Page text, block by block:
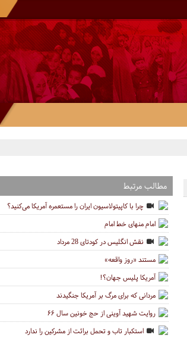
مطالب مرتبط
چرا با کاپیتولاسیون ایران را مستعمره آمریکا می‌کنید؟
امام منهای خط امام
نقش انگلیس در کودتای 28 مرداد
مستند «روز واقعه»
آمریکا پلیس جهان؟!
مردانی که برای مرگ بر آمریکا جنگیدند
روایت شهید آوینی از حج خونین سال ۶۶
استکبار تاب و تحمل برائت از مشرکین را ندارد